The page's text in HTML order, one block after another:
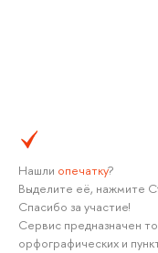
Нашли опечатку?
Выделите её, нажмите
Спасибо за участие!
Сервис предназначен
орфографических и